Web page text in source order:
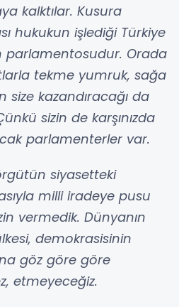
kalktılar. Kusura
hukukun işlediği Türkiye
parlamentosudur. Orada
tekme yumruk, sağa
size kazandıracağı da
sizin de karşınızda
parlamenterler var.
siyasetteki
milli iradeye pusu
vermedik. Dünyanın
demokrasisinin
göz göre göre
etmeyeceğiz.